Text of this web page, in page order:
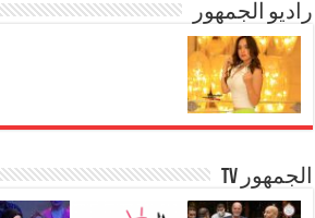
b
o
o
k
A
p
p
n
a
راديو الجمهور
الجمهور TV